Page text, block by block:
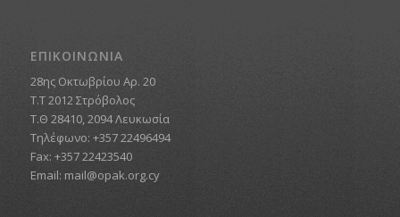
ΕΠΙΚΟΙΝΩΝΙΑ
28ης Οκτωβρίου Αρ. 20
Τ.Τ 2012 Στρόβολος
Τ.Θ 28410, 2094 Λευκωσία
Τηλέφωνο: +357 22496494
Fax: +357 22423540
Email: mail@opak.org.cy